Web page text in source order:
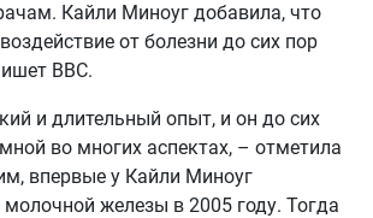
Кайли Миноуг добавила, что
от болезни до сих пор
BBC.
и длительный опыт, и он до сих
во многих аспектах, – отметила
впервые у Кайли Миноуг
железы в 2005 году. Тогда